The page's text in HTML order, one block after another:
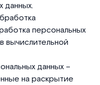
данных.
персональных
вычислительной
данных –
на раскрытие